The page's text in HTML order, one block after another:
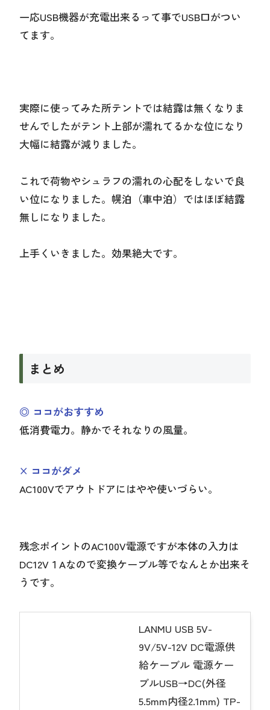
一応USB機器が充電出来るって事でUSB口がつい
てます。
実際に使ってみた所テントでは結露は無くなりま
せんでしたがテント上部が濡れてるかな位になり
大幅に結露が減りました。
これで荷物やシュラフの濡れの心配をしないで良
い位になりました。幌泊（車中泊）ではほぼ結露
無しになりました。
上手くいきました。効果絶大です。
まとめ
◎ ココがおすすめ
低消費電力。静かでそれなりの風量。
× ココがダメ
AC100Vでアウトドアにはやや使いづらい。
残念ポイントのAC100V電源ですが本体の入力は
DC12V１Aなので変換ケーブル等でなんとか出来そ
うです。
LANMU USB 5V-
9V/5V-12V DC電源供
給ケーブル 電源ケー
ブルUSB→DC(外径
5.5mm内径2.1mm) TP-